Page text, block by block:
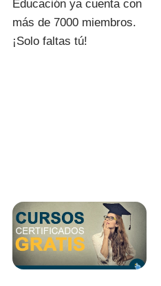
Educación ya cuenta con
más de 7000 miembros.
¡Solo faltas tú!